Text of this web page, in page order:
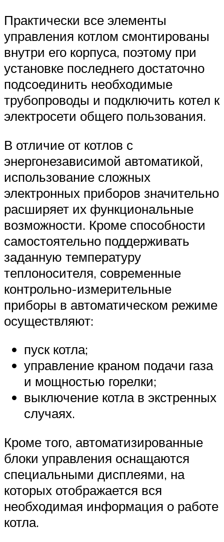
Практически все элементы
управления котлом смонтированы
внутри его корпуса, поэтому при
установке последнего достаточно
подсоединить необходимые
трубопроводы и подключить котел к
электросети общего пользования.
В отличие от котлов с
энергонезависимой автоматикой,
использование сложных
электронных приборов значительно
расширяет их функциональные
возможности. Кроме способности
самостоятельно поддерживать
заданную температуру
теплоносителя, современные
контрольно-измерительные
приборы в автоматическом режиме
осуществляют:
пуск котла;
управление краном подачи газа
и мощностью горелки;
выключение котла в экстренных
случаях.
Кроме того, автоматизированные
блоки управления оснащаются
специальными дисплеями, на
которых отображается вся
необходимая информация о работе
котла.